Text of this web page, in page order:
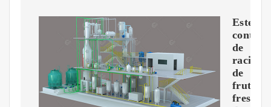
de
racimos
de
fruta
fresca